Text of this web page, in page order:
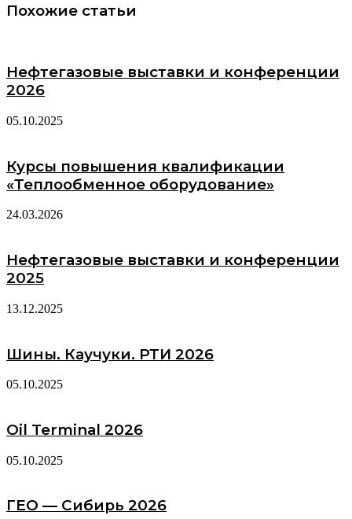
Похожие статьи
Нефтегазовые выставки и конференции
2026
05.10.2025
Курсы повышения квалификации
«Теплообменное оборудование»
24.03.2026
Нефтегазовые выставки и конференции
2025
13.12.2025
Шины. Каучуки. РТИ 2026
05.10.2025
Oil Terminal 2026
05.10.2025
ГЕО — Сибирь 2026